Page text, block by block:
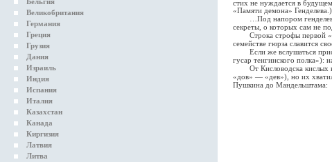
Великобритания
Германия
Греция
Грузия
Дания
Израиль
Индия
Испания
Италия
Казахстан
Канада
Киргизия
Латвия
Литва
стих не нуждается в
«Памяти демона» Генделева.)
…Под напором
секреты, о которых сам не
Строка строфы первой
семействе гюрза славится
Если же вслушаться
гусар тенгинского полка»):
От Кисловодска кислых
«дов» — «дев»), но их
Пушкина до Мандельштама: